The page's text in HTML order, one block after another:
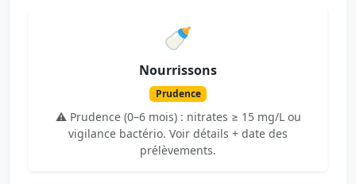
🍼
Nourrissons
Prudence
⚠️ Prudence (0–6 mois) : nitrates ≥ 15 mg/L ou
vigilance bactério. Voir détails + date des
prélèvements.